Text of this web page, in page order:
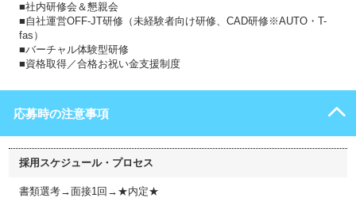
■社内研修会＆懇親会
■自社運営OFF-JT研修（未経験者向け研修、CAD研修※AUTO・T-
fas）
■バーチャル体験型研修
■資格取得／合格お祝い金支援制度
応募時の注意事項
採用スケジュール・プロセス
書類選考→面接1回→★内定★